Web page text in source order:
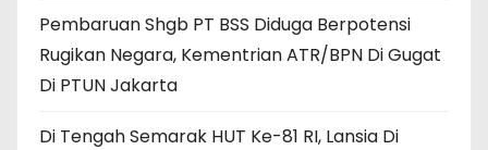
Pembaruan Shgb PT BSS Diduga Berpotensi
Rugikan Negara, Kementrian ATR/BPN Di Gugat
Di PTUN Jakarta
Di Tengah Semarak HUT Ke-81 RI, Lansia Di